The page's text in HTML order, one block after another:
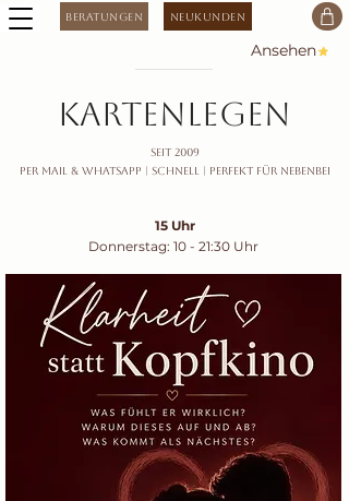
Beratungen Neukunden
Ansehen
kartenlegen
seit 2009
Per Mail & Whatsapp | Schnell | Perfekt für nebenbei
15 Uhr
Donnerstag: 10 - 21:30 Uhr